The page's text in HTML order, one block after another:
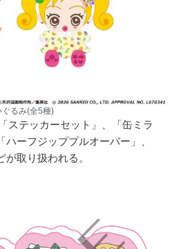
ぐるみ(全5種)
ステッカーセット」、「缶ミラ
ーフジッププルオーバー」、
が取り扱われる。